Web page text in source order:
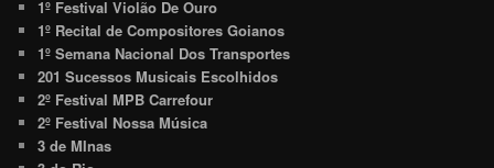
1º Festival Violão De Ouro
1º Recital de Compositores Goianos
1º Semana Nacional Dos Transportes
201 Sucessos Musicais Escolhidos
2º Festival MPB Carrefour
2º Festival Nossa Música
3 de MInas